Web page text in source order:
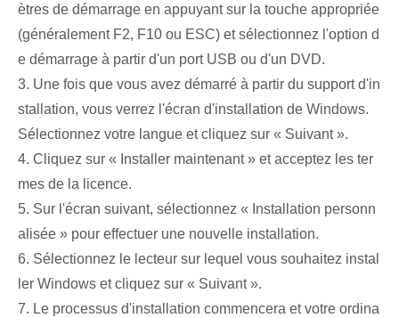
ètres de démarrage en appuyant sur la touche appropriée
(généralement F2, F10 ou ESC) et sélectionnez l'option d
e démarrage à partir d'un port USB ou d'un DVD.
3. Une fois que vous avez démarré à partir du support d'in
stallation, vous verrez l'écran d'installation de Windows.
Sélectionnez votre langue⁤ et cliquez sur « Suivant ».
4. Cliquez sur « Installer maintenant »⁢ et acceptez les ter
mes de la licence.
5. Sur l'écran suivant, sélectionnez « Installation personn
alisée » pour effectuer une nouvelle installation.
6. Sélectionnez le lecteur sur lequel vous souhaitez instal
ler Windows et cliquez sur « Suivant ».
7. Le processus d'installation commencera et votre ordina